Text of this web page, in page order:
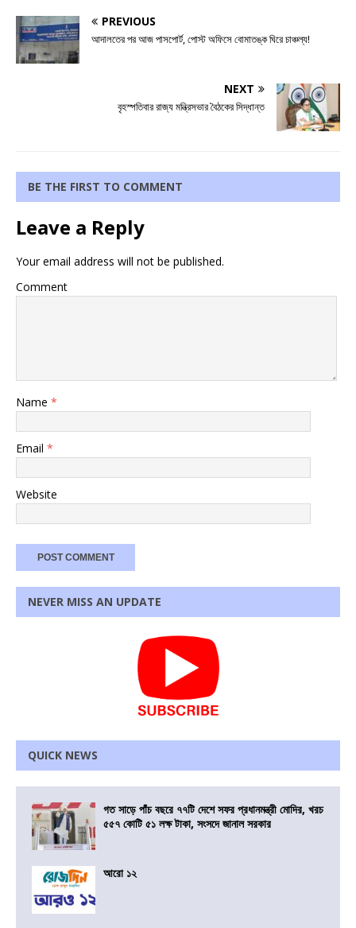
PREVIOUS
আদালতের পর আজ পাসপোর্ট, পোস্ট অফিসে বোমাতঙ্ক ঘিরে চাঞ্চল্য!
NEXT
বৃহস্পতিবার রাজ্য মন্ত্রিসভার বৈঠকের সিদ্ধান্ত
BE THE FIRST TO COMMENT
Leave a Reply
Your email address will not be published.
Comment
Name *
Email *
Website
NEVER MISS AN UPDATE
QUICK NEWS
গত সাড়ে পাঁচ বছরে ৭৭টি দেশে সফর প্রধানমন্ত্রী মোদির, খরচ
৫৫৭ কোটি ৫১ লক্ষ টাকা, সংসদে জানাল সরকার
আরো ১২